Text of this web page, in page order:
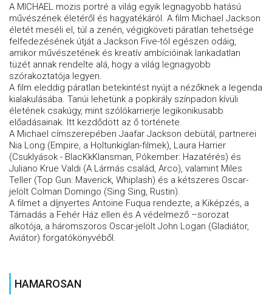
A MICHAEL mozis portré a világ egyik legnagyobb hatású
művészének életéről és hagyatékáról. A film Michael Jackson
életét meséli el, túl a zenén, végigköveti páratlan tehetsége
felfedezésének útját a Jackson Five-tól egészen odáig,
amikor művészetének és kreatív ambícióinak lankadatlan
tüzét annak rendelte alá, hogy a világ legnagyobb
szórakoztatója legyen.
A film eleddig páratlan betekintést nyújt a nézőknek a legenda
kialakulásába. Tanúi lehetünk a popkirály színpadon kívüli
életének csakúgy, mint szólókarrierje legikonikusabb
előadásainak. Itt kezdődött az ő története.
A Michael címszerepében Jaafar Jackson debütál, partnerei
Nia Long (Empire, a Holtunkiglan-filmek), Laura Harrier
(Csuklyások - BlacKkKlansman, Pókember: Hazatérés) és
Juliano Krue Valdi (A Lármás család, Arco), valamint Miles
Teller (Top Gun: Maverick, Whiplash) és a kétszeres Oscar-
jelölt Colman Domingo (Sing Sing, Rustin).
A filmet a díjnyertes Antoine Fuqua rendezte, a Kiképzés, a
Támadás a Fehér Ház ellen és A védelmező –sorozat
alkotója, a háromszoros Oscar-jelölt John Logan (Gladiátor,
Aviátor) forgatókönyvéből.
HAMAROSAN